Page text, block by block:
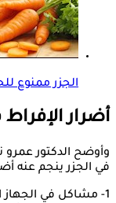
الجزر ممنوع
أضرار
وأوضح الدكتور عمرو
في الجزر ينجم عنه
1- مشاكل في الجهاز